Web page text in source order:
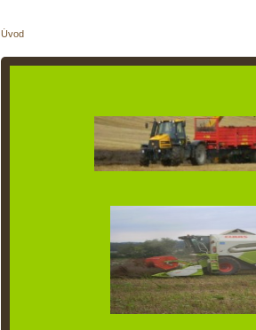
Úvod